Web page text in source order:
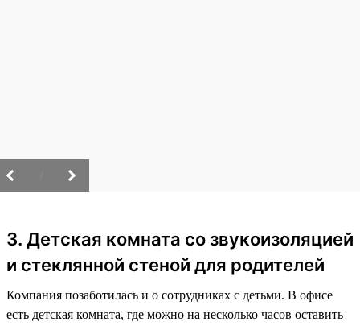
3. Детская комната со звукоизоляцией
и стеклянной стеной для родителей
Компания позаботилась и о сотрудниках с детьми. В офисе
есть детская комната, где можно на несколько часов оставить